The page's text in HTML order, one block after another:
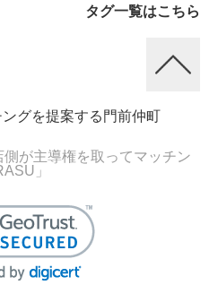
タグ一覧はこちら
グを提案する門前仲町
側が主導権を取ってマッチン
」